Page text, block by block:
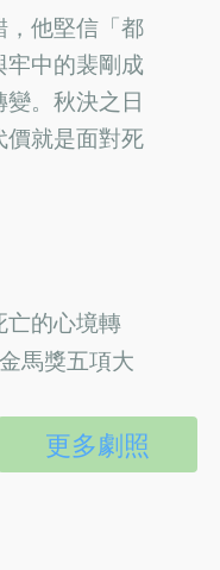
，他堅信「都
中的裴剛成
。秋決之日
就是面對死
亡的心境轉
馬獎五項大
更多劇照